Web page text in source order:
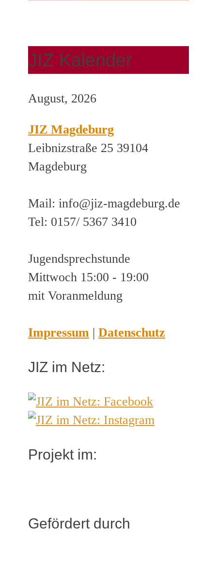
JIZ Kalender
August, 2026
JIZ Magdeburg
Leibnizstraße 25 39104
Magdeburg
Mail: info@jiz-magdeburg.de
Tel: 0157/ 5367 3410
Jugendsprechstunde
Mittwoch 15:00 - 19:00
mit Voranmeldung
Impressum | Datenschutz
JIZ im Netz:
Projekt im:
Gefördert durch